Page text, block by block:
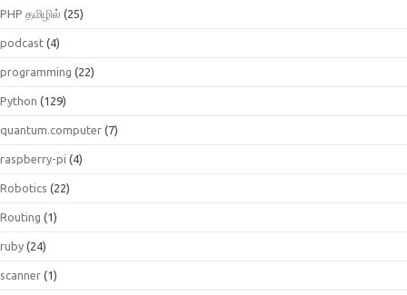
PHP தமிழில் (25)
podcast (4)
programming (22)
Python (129)
quantum.computer (7)
raspberry-pi (4)
Robotics (22)
Routing (1)
ruby (24)
scanner (1)